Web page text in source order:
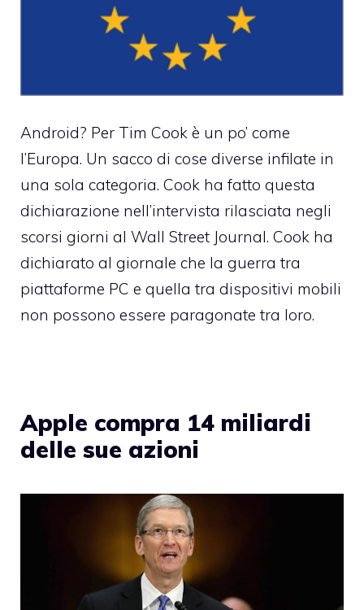
Android? Per Tim Cook è un po’ come
l’Europa. Un sacco di cose diverse infilate in
una sola categoria. Cook ha fatto questa
dichiarazione nell’intervista rilasciata negli
scorsi giorni al Wall Street Journal. Cook ha
dichiarato al giornale che la guerra tra
piattaforme PC e quella tra dispositivi mobili
non possono essere paragonate tra loro.
Apple compra 14 miliardi
delle sue azioni